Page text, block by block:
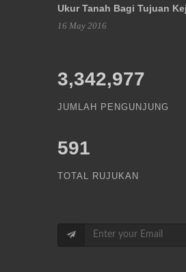
Ukur Tanah Bagi Tujuan
16 May 2016
3,342,977
JUMLAH PENGUNJUNG
591
TOTAL RUJUKAN